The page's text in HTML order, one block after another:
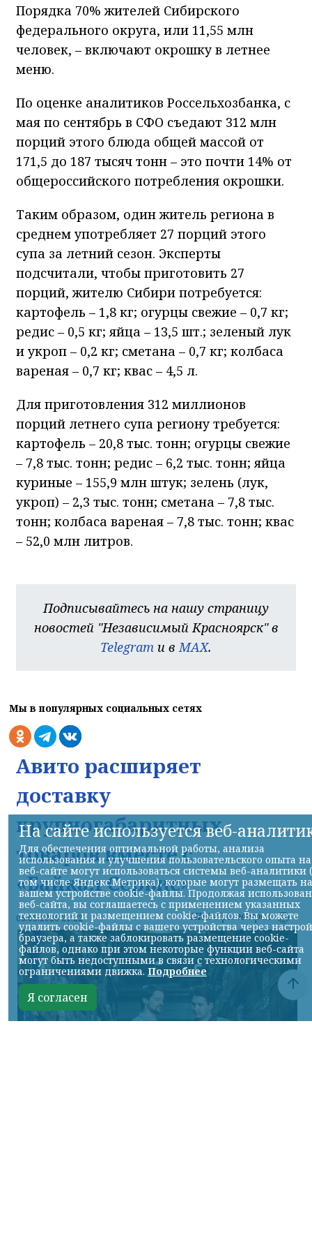
Порядка 70% жителей Сибирского
федерального округа, или 11,55 млн
человек, – включают окрошку в летнее
меню.
По оценке аналитиков Россельхозбанка, с
мая по сентябрь в СФО съедают 312 млн
порций этого блюда общей массой от
171,5 до 187 тысяч тонн – это почти 14% от
общероссийского потребления окрошки.
Таким образом, один житель региона в
среднем употребляет 27 порций этого
супа за летний сезон. Эксперты
подсчитали, чтобы приготовить 27
порций, жителю Сибири потребуется:
картофель – 1,8 кг; огурцы свежие – 0,7 кг;
редис – 0,5 кг; яйца – 13,5 шт.; зеленый лук
и укроп – 0,2 кг; сметана – 0,7 кг; колбаса
вареная – 0,7 кг; квас – 4,5 л.
Для приготовления 312 миллионов
порций летнего супа региону требуется:
картофель – 20,8 тыс. тонн; огурцы свежие
– 7,8 тыс. тонн; редис – 6,2 тыс. тонн; яйца
куриные – 155,9 млн штук; зелень (лук,
укроп) – 2,3 тыс. тонн; сметана – 7,8 тыс.
тонн; колбаса вареная – 7,8 тыс. тонн; квас
– 52,0 млн литров.
Подписывайтесь на нашу страницу
новостей "Независимый Красноярск" в
Telegram и в MAX.
Мы в популярных социальных сетях
Авито расширяет
доставку
крупногабаритных
товаров вместе с
«Байкал Сервис»
06.08.2026 21:22 НИА-Красноярск
На сайте используется веб-
Для обеспечения оптимальной работы, анализа
использования и улучшения пользовательского опыта на
веб-сайте могут использоваться системы веб-аналитики
том числе Яндекс.Метрика), которые могут размещать на
вашем устройстве cookie-файлы. Продолжая
веб-сайта, вы соглашаетесь с применением указанных
технологий и размещением cookie-файлов. Вы можете
удалить cookie-файлы с вашего устройства через
браузера, а также заблокировать размещение cookie-
файлов, однако при этом некоторые функции веб-сайта
могут быть недоступными в связи с технологическими
ограничениями движка. Подробнее
Я согласен